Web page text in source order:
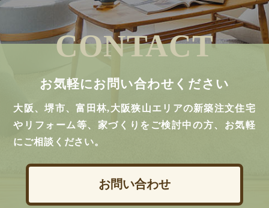
CONTACT
お気軽にお問い合わせください
大阪、堺市、富田林,大阪狭山エリアの新築注文住宅
やリフォーム等、家づくりをご検討中の方、お気軽
にご相談ください。
お問い合わせ